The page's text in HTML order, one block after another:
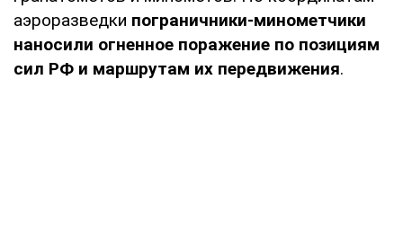
аэроразведки пограничники-минометчики
наносили огненное поражение по позициям
сил РФ и маршрутам их передвижения.